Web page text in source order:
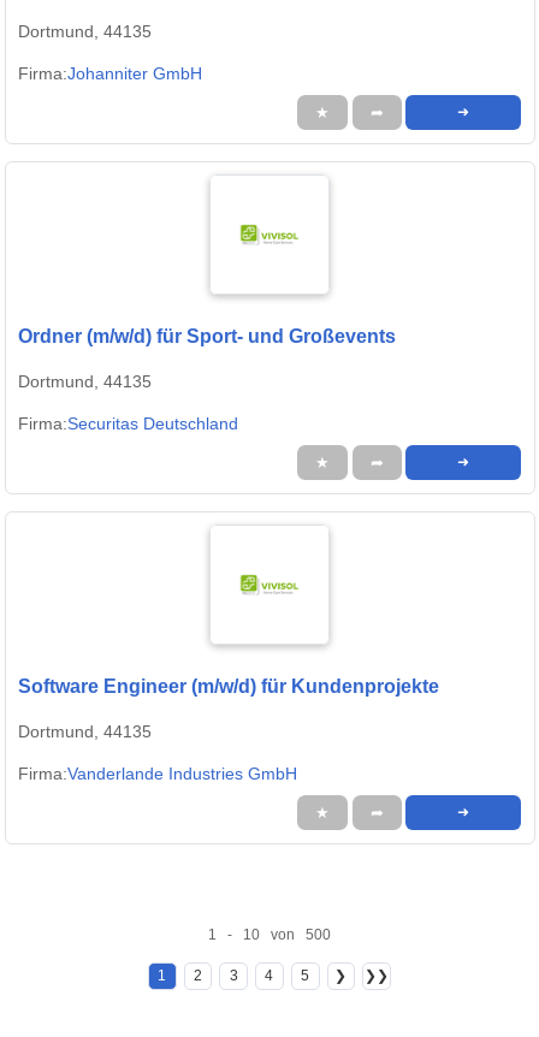
Dortmund, 44135
Firma:Johanniter GmbH
★ ➦ ➜
Ordner (m/w/d) für Sport- und Großevents
Dortmund, 44135
Firma:Securitas Deutschland
★ ➦ ➜
Software Engineer (m/w/d) für Kundenprojekte
Dortmund, 44135
Firma:Vanderlande Industries GmbH
★ ➦ ➜
1 - 10 von 500
1 2 3 4 5 ❯ ❯❯